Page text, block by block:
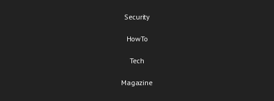
Security
HowTo
Tech
Magazine